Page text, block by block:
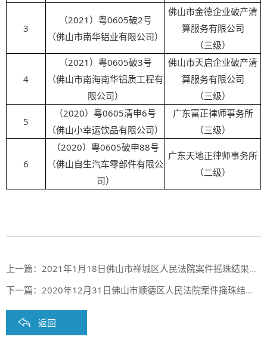
3
（2021）粤0605破2号
（佛山市南华铝业有限公司）
佛山市金德企业破产清
算服务有限公司
（三级）
4
（2021）粤0605破3号
（佛山市南海南华铝质工程有
限公司）
佛山市天启企业破产清
算服务有限公司
（三级）
5
（2020）粤0605清申6号
（佛山小幸运饮品有限公司）
广东富正律师事务所
（三级）
6
（2020）粤0605破申88号
（佛山自生汽车零部件有限公
司）
广东天地正律师事务所
（二级）
上一篇： 2021年1月18日佛山市禅城区人民法院案件摇珠结果公布
下一篇： 2020年12月31日佛山市顺德区人民法院案件摇珠结果公布
返回